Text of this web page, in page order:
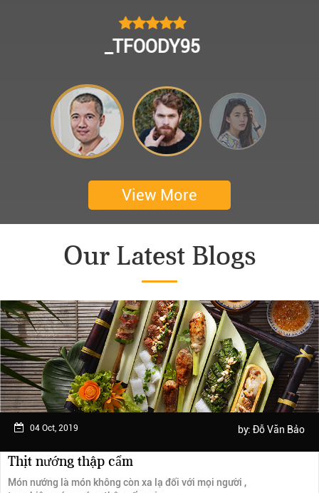
멀미가 있으신 부모님을 배려해서 리무진에서 앞좌
석으로 배치해주시어 고마웠습니다.
킹은 부모님께 멋진 추억을 만들어 주었네요.
어머니 환갑을 기념하여 몽쉐리 크루즈에서 이쁜
꽃다발과 맛있는 케잌으로 깜짝 파티를 만들어 주
셨어요. 어머니께서 큰 감동을 받으셨답니다. 멋진
추억을 만들어 주신 몽쉐리 크루즈와 Darian
Culbert께 감사드려요 ^^
Thanks for giving my family good services.
I hope you are happy everyday.
Have a nice day.
Ngày trải nghiệm: tháng 2 năm 2019
CHOKYUNGSEOK
View More
Our Latest Blogs
04 Oct, 2019 by: Đỗ Văn Bảo
Thịt nướng thập cẩm
Món nướng là món không còn xa lạ đối với mọi người ,